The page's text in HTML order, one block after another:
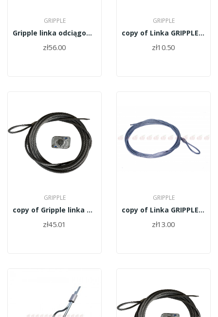
GRIPPLE
Gripple linka odciągowa dyniamic DPAK-D6-8M
zł56.00
GRIPPLE
copy of Linka GRIPPLE długa 6,5m x 4mm
zł10.50
GRIPPLE
copy of Gripple linka odciągowa dyniamic...
zł45.01
GRIPPLE
copy of Linka GRIPPLE długa 6,5m x 4mm
zł13.00